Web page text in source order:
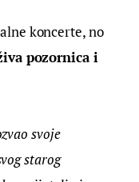
koncerte, no
pozornica i
svoje
starog